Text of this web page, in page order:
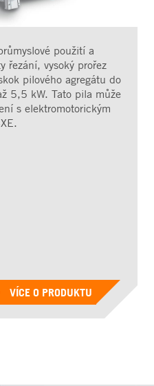
použití a
řezání, vysoký prořez
pilového agregátu do
5,5 kW. Tato pila může
s elektromotorickým
VÍCE O PRODUKTU